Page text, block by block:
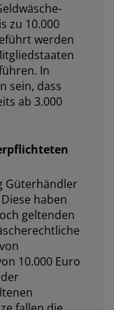
zu 10.000
werden
In
sein, dass
ab 3.000
Güterhändler
haben
geltenden
10.000 Euro